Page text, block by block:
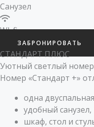
Санузел
WI-fi
ЗАБРОНИРОВАТЬ
СТАНДАРТ ПЛЮС
Уютный светлый
Номер «Стандарт +»
одна
удобный
шкаф, стол и